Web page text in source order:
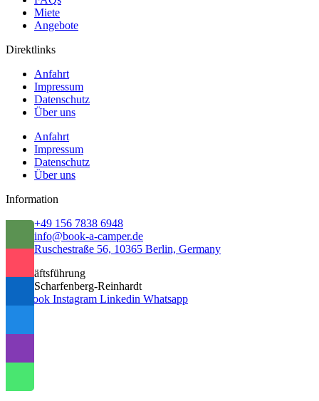
Miete
Angebote
Direktlinks
Anfahrt
Impressum
Datenschutz
Über uns
Anfahrt
Impressum
Datenschutz
Über uns
Information
+49 156 7838 6948
info@book-a-camper.de
Ruschestraße 56, 10365 Berlin, Germany
Geschäftsführung
Fabio Scharfenberg-Reinhardt
Facebook Instagram Linkedin Whatsapp